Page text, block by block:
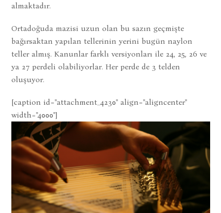
almaktadır.
Ortadoğuda mazisi uzun olan bu sazın geçmişte
bağırsaktan yapılan tellerinin yerini bugün naylon
teller almış. Kanunlar farklı versiyonları ile 24, 25, 26 ve
ya 27 perdeli olabiliyorlar. Her perde de 3 telden
oluşuyor.
[caption id="attachment_4230" align="aligncenter"
width="4000"]